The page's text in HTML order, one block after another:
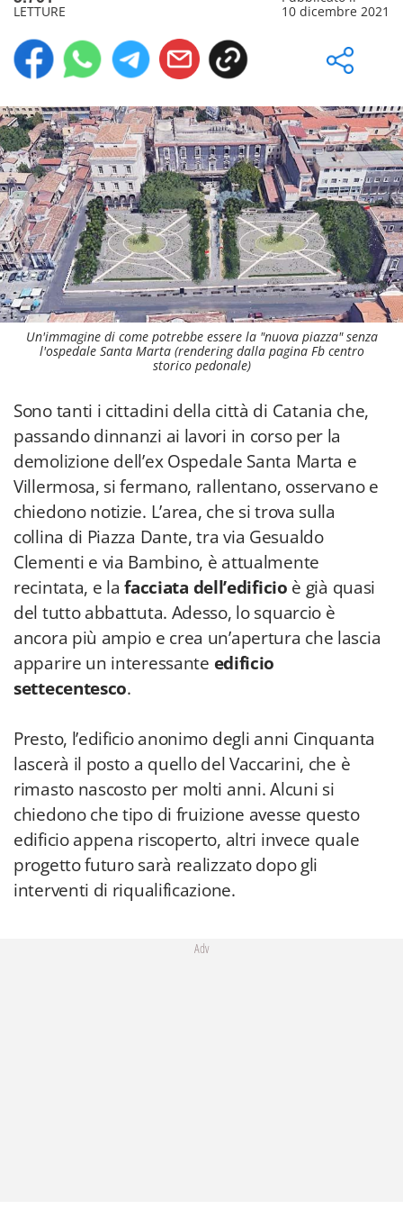
LETTURE
10 dicembre 2021
Un'immagine di come potrebbe essere la "nuova piazza" senza
l'ospedale Santa Marta (rendering dalla pagina Fb centro
storico pedonale)
Sono tanti i cittadini della città di Catania che,
passando dinnanzi ai lavori in corso per la
demolizione dell’ex Ospedale Santa Marta e
Villermosa, si fermano, rallentano, osservano e
chiedono notizie. L’area, che si trova sulla
collina di Piazza Dante, tra via Gesualdo
Clementi e via Bambino, è attualmente
recintata, e lafacciata dell’edificio è già quasi
del tutto abbattuta. Adesso, lo squarcio è
ancora più ampio e crea un’apertura che lascia
apparire un interessante edificio
settecentesco.
Presto, l’edificio anonimo degli anni Cinquanta
lascerà il posto a quello del Vaccarini, che è
rimasto nascosto per molti anni. Alcuni si
chiedono che tipo di fruizione avesse questo
edificio appena riscoperto, altri invece quale
progetto futuro sarà realizzato dopo gli
interventi di riqualificazione.
Adv